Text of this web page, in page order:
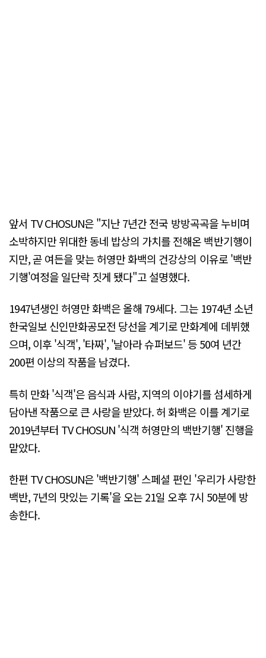
앞서 TV CHOSUN은 "지난 7년간 전국 방방곡곡을 누비며
소박하지만 위대한 동네 밥상의 가치를 전해온 백반기행이
지만, 곧 여든을 맞는 허영만 화백의 건강상의 이유로 '백반
기행'여정을 일단락 짓게 됐다"고 설명했다.
1947년생인 허영만 화백은 올해 79세다. 그는 1974년 소년
한국일보 신인만화공모전 당선을 계기로 만화계에 데뷔했
으며, 이후 '식객', '타짜', '날아라 슈퍼보드' 등 50여 년간
200편 이상의 작품을 남겼다.
특히 만화 '식객'은 음식과 사람, 지역의 이야기를 섬세하게
담아낸 작품으로 큰 사랑을 받았다. 허 화백은 이를 계기로
2019년부터 TV CHOSUN '식객 허영만의 백반기행' 진행을
맡았다.
한편 TV CHOSUN은 '백반기행' 스페셜 편인 '우리가 사랑한
백반, 7년의 맛있는 기록'을 오는 21일 오후 7시 50분에 방
송한다.